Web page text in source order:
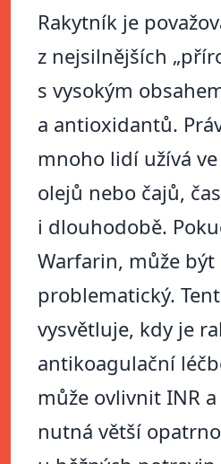
Rakytník je
z nejsilnějších
s vysokým
a antioxidantů.
mnoho lidí užívá
olejů nebo čajů,
i dlouhodobě.
Warfarin, může
problematický.
vysvětluje, kdy je
antikoagulační
může ovlivnit INR
nutná větší